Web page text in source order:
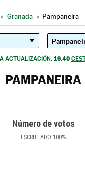
» Granada » Pampaneira
ACTUALIZACIÓN: 16.40
PAMPANEIRA
Número de votos
ESCRUTADO 100%